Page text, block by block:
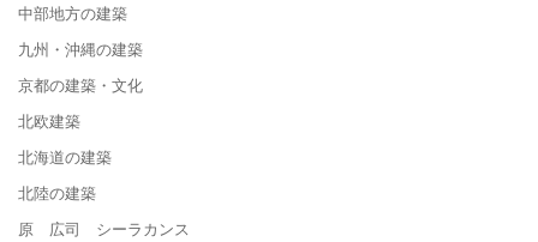
中部地方の建築
九州・沖縄の建築
京都の建築・文化
北欧建築
北海道の建築
北陸の建築
原 広司 シーラカンス